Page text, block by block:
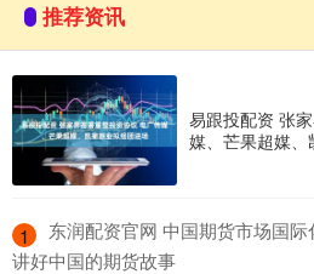
推荐资讯
易跟投配资 张
媒、芒果超媒
1
东润配资官网 中国期货市场国
讲好中国的期货故事